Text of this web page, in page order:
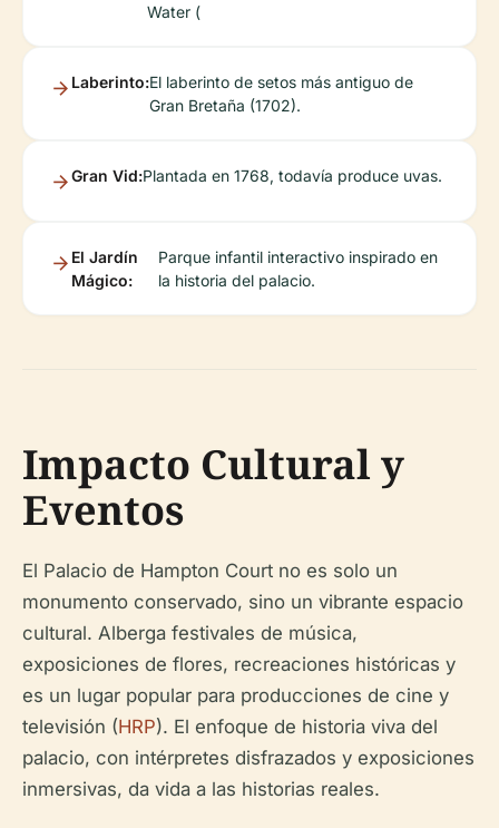
Water (
Laberinto:El laberinto de setos más antiguo de
Gran Bretaña (1702).
Gran Vid:Plantada en 1768, todavía produce uvas.
El Jardín
Mágico:
Parque infantil interactivo inspirado en
la historia del palacio.
Impacto Cultural y
Eventos
El Palacio de Hampton Court no es solo un
monumento conservado, sino un vibrante espacio
cultural. Alberga festivales de música,
exposiciones de flores, recreaciones históricas y
es un lugar popular para producciones de cine y
televisión (HRP). El enfoque de historia viva del
palacio, con intérpretes disfrazados y exposiciones
inmersivas, da vida a las historias reales.